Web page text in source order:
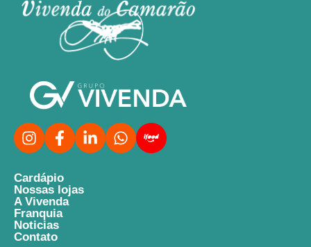
Cardápio
Nossas lojas
A Vivenda
Franquia
Noticias
Contato